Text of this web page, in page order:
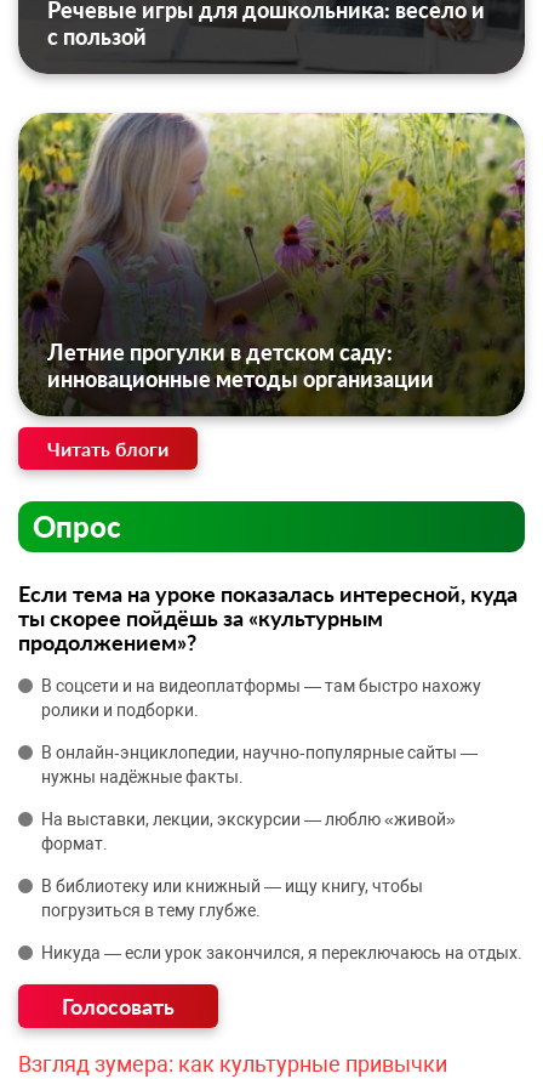
Речевые игры для дошкольника: весело и
с пользой
Летние прогулки в детском саду:
инновационные методы организации
Читать блоги
Опрос
Если тема на уроке показалась интересной, куда
ты скорее пойдёшь за «культурным
продолжением»?
В соцсети и на видеоплатформы — там быстро нахожу
ролики и подборки.
В онлайн‑энциклопедии, научно‑популярные сайты —
нужны надёжные факты.
На выставки, лекции, экскурсии — люблю «живой»
формат.
В библиотеку или книжный — ищу книгу, чтобы
погрузиться в тему глубже.
Никуда — если урок закончился, я переключаюсь на отдых.
Взгляд зумера: как культурные привычки